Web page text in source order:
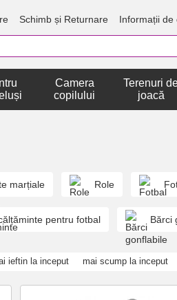
Schimb și Returnare Informații de
Camera
copilului
Terenuri
joacă
marțiale Role
pentru fotbal Bărci
ieftin la inceput mai scump la inceput